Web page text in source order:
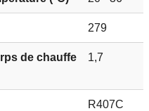
279
de chauffe
1,7
R407C